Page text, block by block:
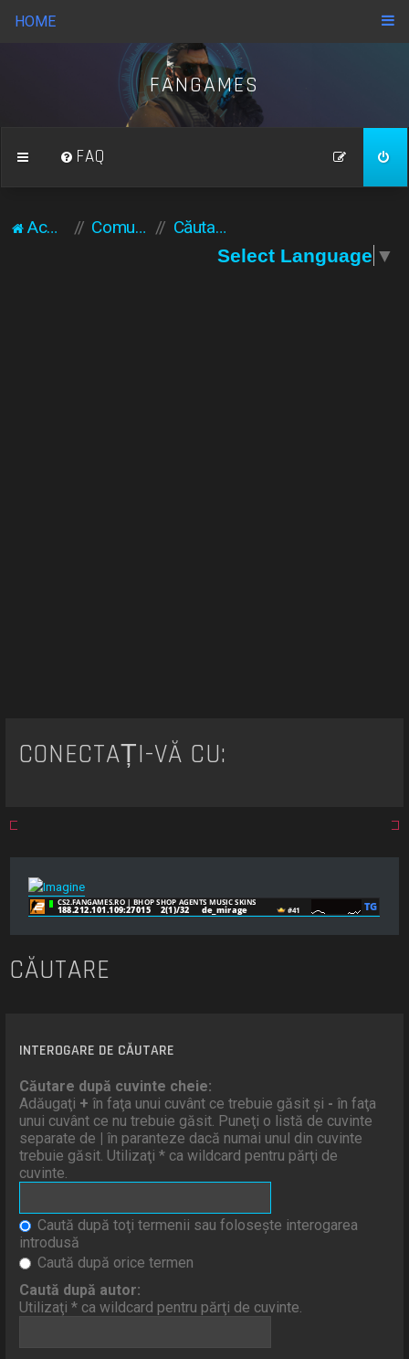
HOME
FANGAMES
FAQ
Acasă Comunitate
Căutare
Select Language ▼
CONECTAȚI-VĂ CU:
CĂUTARE
INTEROGARE DE CĂUTARE
Căutare după cuvinte cheie:
Adăugaţi + în faţa unui cuvânt ce trebuie găsit şi - în faţa
unui cuvânt ce nu trebuie găsit. Puneţi o listă de cuvinte
separate de | în paranteze dacă numai unul din cuvinte
trebuie găsit. Utilizaţi * ca wildcard pentru părţi de
cuvinte.
Caută după toţi termenii sau foloseşte interogarea
introdusă
Caută după orice termen
Caută după autor:
Utilizaţi * ca wildcard pentru părţi de cuvinte.